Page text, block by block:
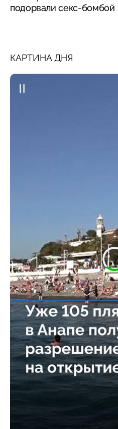
подорвали секс-бомбой
КАРТИНА ДНЯ